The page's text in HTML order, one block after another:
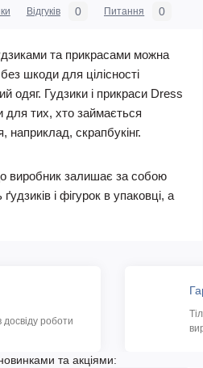
Відгуків 0 Питання 0
та прикрасами можна
шкоди для цілісності
одяг. Гудзики і прикраси Dress
для тих, хто займається
наприклад, скрапбукінг.
виробник залишає за собою
і фігурок в упаковці, а
досвіду роботи
та акціями: